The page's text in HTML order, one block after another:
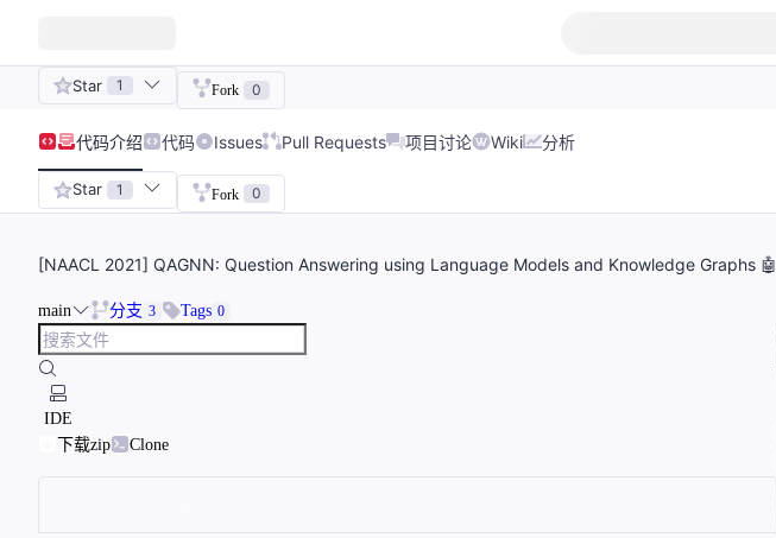
Star 1 Fork 0
代码介绍 代码 Issues Pull Requests 项目讨论 Wiki 分析
Star 1 Fork 0
[NAACL 2021] QAGNN: Question Answering using Language Models and Knowledge Graphs 🤖
main 分支 3 Tags 0
IDE
下载zip
Clone